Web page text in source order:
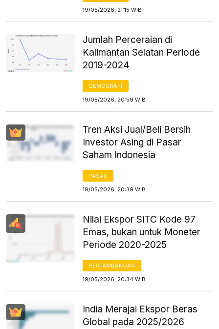
19/05/2026, 21:15 WIB
Jumlah Perceraian di
Kalimantan Selatan Periode
2019-2024
DEMOGRAFI
19/05/2026, 20:59 WIB
Tren Aksi Jual/Beli Bersih
Investor Asing di Pasar
Saham Indonesia
PASAR
19/05/2026, 20:39 WIB
Nilai Ekspor SITC Kode 97
Emas, bukan untuk Moneter
Periode 2020-2025
PERTAMBANGAN
19/05/2026, 20:34 WIB
India Merajai Ekspor Beras
Global pada 2025/2026